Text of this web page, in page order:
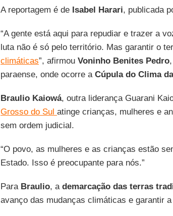
A reportagem é deIsabel Harari, publicada
“A gente está aqui para repudiar e trazer a
luta não é só pelo território. Mas garantir o
climáticas”, afirmou Voninho Benites Pedro
paraense, onde ocorre aCúpula do Clima
Braulio Kaiowá, outra liderança Guarani
Grosso do Sul atinge crianças, mulheres e
sem ordem judicial.
“O povo, as mulheres e as crianças estão
Estado. Isso é preocupante para nós.”
Para Braulio, ademarcação das terras
avanço das mudanças climáticas e garantir